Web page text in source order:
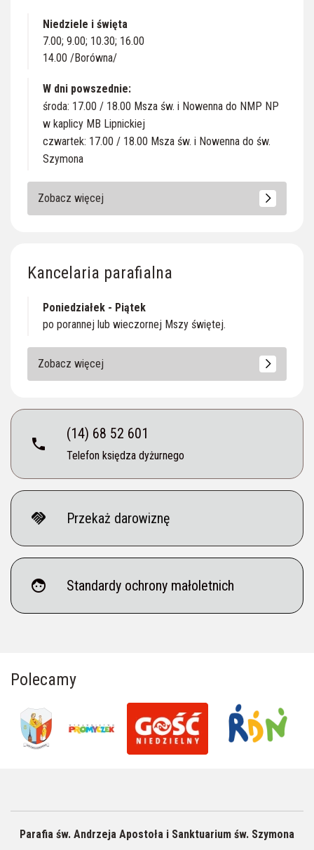
Niedziele i święta
7.00; 9.00; 10.30; 16.00
14.00 /Borówna/
W dni powszednie:
środa: 17.00 / 18.00 Msza św. i Nowenna do NMP NP
w kaplicy MB Lipnickiej
czwartek: 17.00 / 18.00 Msza św. i Nowenna do św.
Szymona
Zobacz więcej
Kancelaria parafialna
Poniedziałek - Piątek
po porannej lub wieczornej Mszy świętej.
Zobacz więcej
phone
(14) 68 52 601
Telefon księdza dyżurnego
handshake Przekaż darowiznę
face Standardy ochrony małoletnich
Polecamy
Parafia św. Andrzeja Apostoła i Sanktuarium św. Szymona